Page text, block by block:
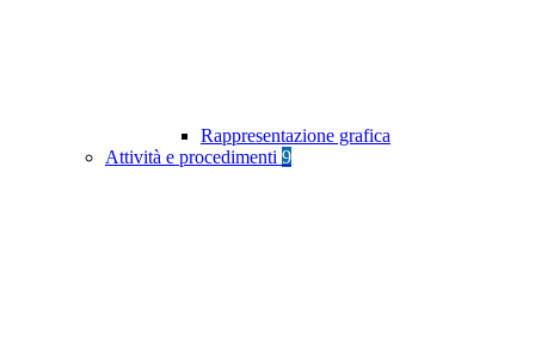
Rappresentazione grafica
Attività e procedimenti 9